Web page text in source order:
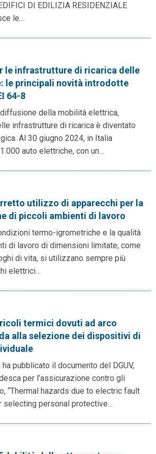
DI EDILIZIA RESIDENZIALE
le…
le infrastrutture di ricarica delle
le principali novità introdotte
64-8
della mobilità elettrica,
infrastrutture di ricarica è diventato
Al 30 giugno 2024, in Italia
auto elettriche, con un…
utilizzo di apparecchi per la
di piccoli ambienti di lavoro
termo-igrometriche e la qualità
di lavoro di dimensioni limitate, come
di vita, si utilizzano sempre più
elettrici…
termici dovuti ad arco
alla selezione dei dispositivi di
pubblicato il documento del DGUV,
per l’assicurazione contro gli
“Thermal hazards due to electric fault
selecting personal protective…